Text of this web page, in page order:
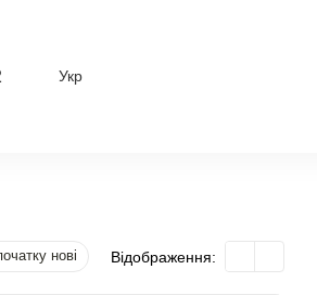
Укр
нові Відображення: